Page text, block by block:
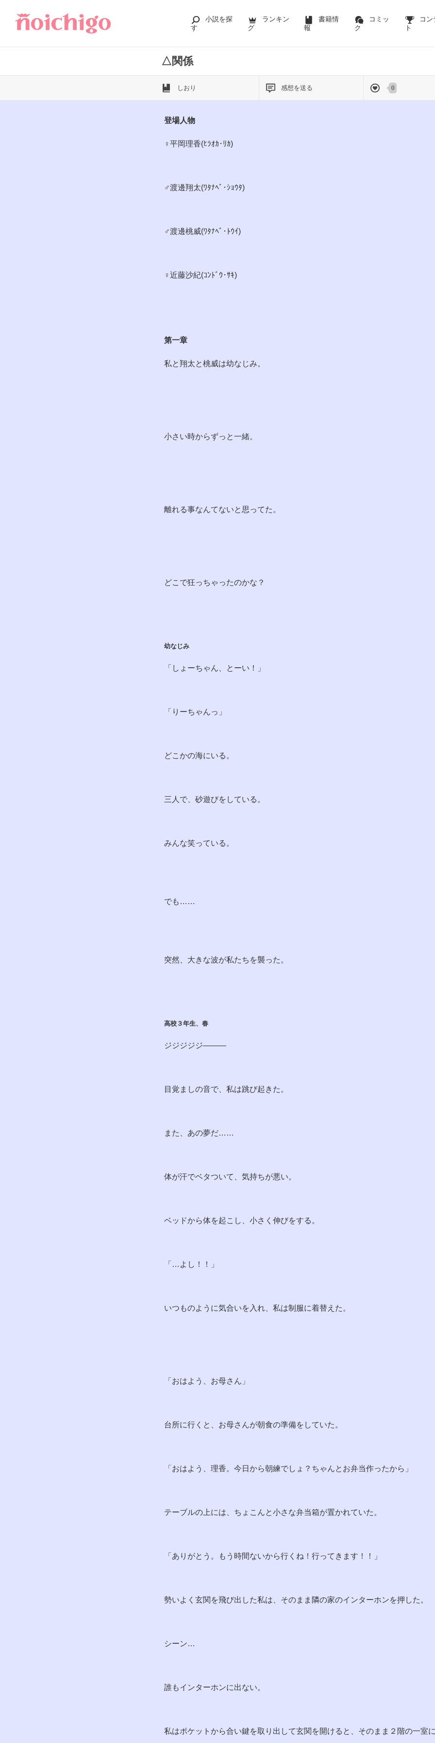
小説を探
す
ランキン
グ
書籍情
報
コミッ
ク
コン
ト
△関係
しおり 感想を送る 0
登場人物
♀平岡理香(ﾋﾗｵｶ･ﾘｶ)
♂渡邊翔太(ﾜﾀﾅﾍﾞ･ｼｮｳﾀ)
♂渡邊桃威(ﾜﾀﾅﾍﾞ･ﾄｳｲ)
♀近藤沙紀(ｺﾝﾄﾞｳ･ｻｷ)
第一章
私と翔太と桃威は幼なじみ。
小さい時からずっと一緒。
離れる事なんてないと思ってた。
どこで狂っちゃったのかな？
幼なじみ
「しょーちゃん、とーい！」
「りーちゃんっ」
どこかの海にいる。
三人で、砂遊びをしている。
みんな笑っている。
でも……
突然、大きな波が私たちを襲った。
高校３年生、春
ジジジジジ―――
目覚ましの音で、私は跳び起きた。
また、あの夢だ……
体が汗でベタついて、気持ちが悪い。
ベッドから体を起こし、小さく伸びをする。
「…よし！！」
いつものように気合いを入れ、私は制服に着替えた。
「おはよう、お母さん」
台所に行くと、お母さんが朝食の準備をしていた。
「おはよう、理香。今日から朝練でしょ？ちゃんとお弁当作ったから」
テーブルの上には、ちょこんと小さな弁当箱が置かれていた。
「ありがとう。もう時間ないから行くね！行ってきます！！」
勢いよく玄関を飛び出した私は、そのまま隣の家のインターホンを押した。
シーン…
誰もインターホンに出ない。
私はポケットから合い鍵を取り出して玄関を開けると、そのまま２階の一室に